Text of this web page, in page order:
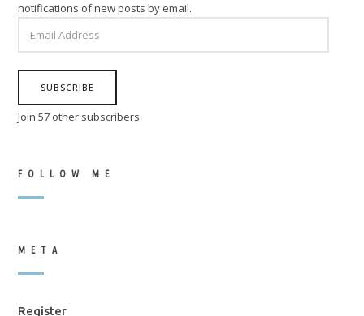
notifications of new posts by email.
ADDRESS
SUBSCRIBE
Join 57 other subscribers
FOLLOW ME
META
Register